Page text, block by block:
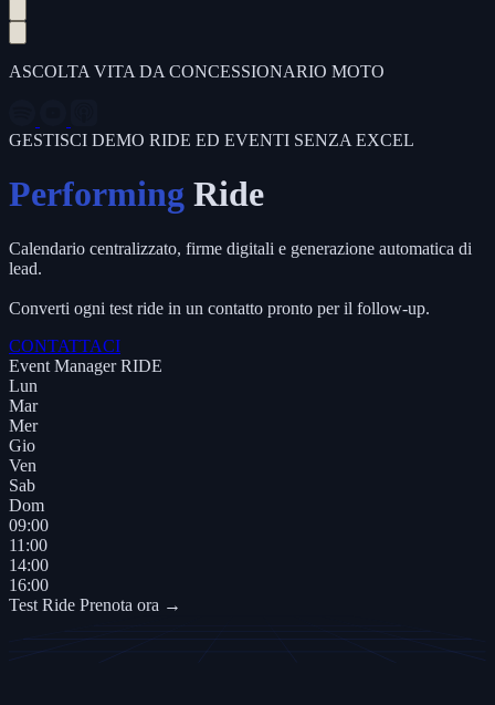
ASCOLTA VITA DA CONCESSIONARIO MOTO
GESTISCI DEMO RIDE ED EVENTI SENZA EXCEL
Performing Ride
Calendario centralizzato, firme digitali e generazione automatica di
lead.
Converti ogni test ride in un contatto pronto per il follow-up.
CONTATTACI
Event Manager RIDE
Lun
Mar
Mer
Gio
Ven
Sab
Dom
09:00
11:00
14:00
16:00
Test Ride Prenota ora →